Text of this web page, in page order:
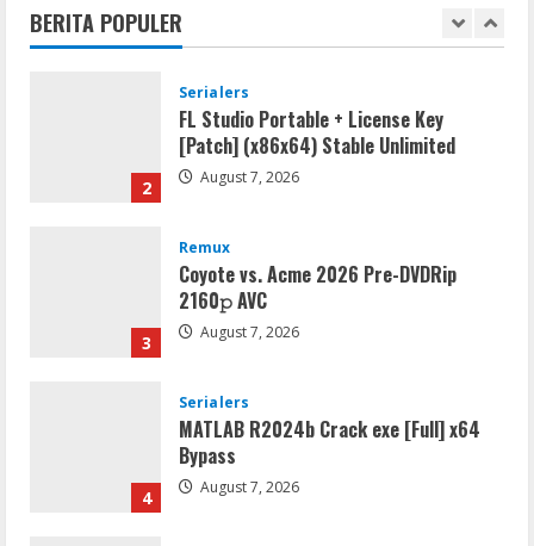
BERITA POPULER
1
2
Serialers
FL Studio Portable + License Key
[Patch] (x86x64) Stable Unlimited
August 7, 2026
3
Remux
Coyote vs. Acme 2026 Pre-DVDRip
2160𝚙 AVC
August 7, 2026
4
Serialers
MATLAB R2024b Crack exe [Full] x64
Bypass
August 7, 2026